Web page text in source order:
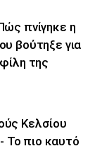
πνίγηκε η
βούτηξε για
της
Κελσίου
- Το πιο καυτό